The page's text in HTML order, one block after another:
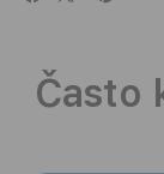
Často